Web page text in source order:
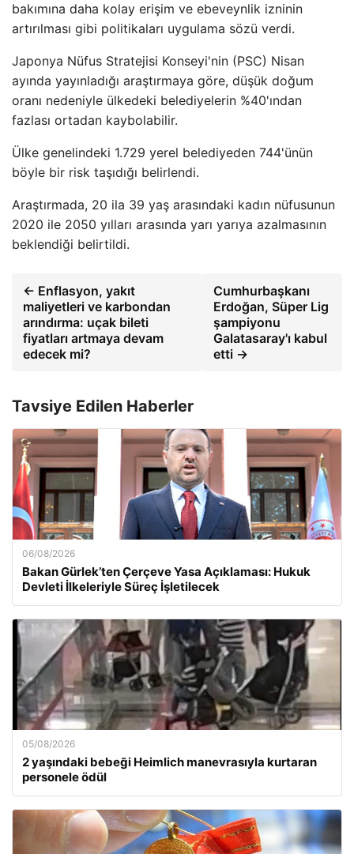
bakımına daha kolay erişim ve ebeveynlik izninin
artırılması gibi politikaları uygulama sözü verdi.
Japonya Nüfus Stratejisi Konseyi'nin (PSC) Nisan
ayında yayınladığı araştırmaya göre, düşük doğum
oranı nedeniyle ülkedeki belediyelerin %40'ından
fazlası ortadan kaybolabilir.
Ülke genelindeki 1.729 yerel belediyeden 744'ünün
böyle bir risk taşıdığı belirlendi.
Araştırmada, 20 ila 39 yaş arasındaki kadın nüfusunun
2020 ile 2050 yılları arasında yarı yarıya azalmasının
beklendiği belirtildi.
← Enflasyon, yakıt
maliyetleri ve karbondan
arındırma: uçak bileti
fiyatları artmaya devam
edecek mi?
Cumhurbaşkanı
Erdoğan, Süper Lig
şampiyonu
Galatasaray'ı kabul
etti →
Tavsiye Edilen Haberler
06/08/2026
Bakan Gürlek’ten Çerçeve Yasa Açıklaması: Hukuk
Devleti İlkeleriyle Süreç İşletilecek
05/08/2026
2 yaşındaki bebeği Heimlich manevrasıyla kurtaran
personele ödül